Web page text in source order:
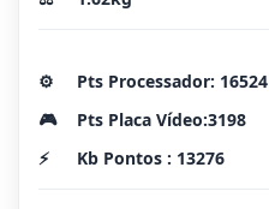
⚙️
Pts Processador: 16524
🎮
Pts Placa Vídeo:3198
⚡
Kb Pontos : 13276